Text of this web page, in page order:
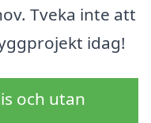
Tveka inte att
idag!
och utan